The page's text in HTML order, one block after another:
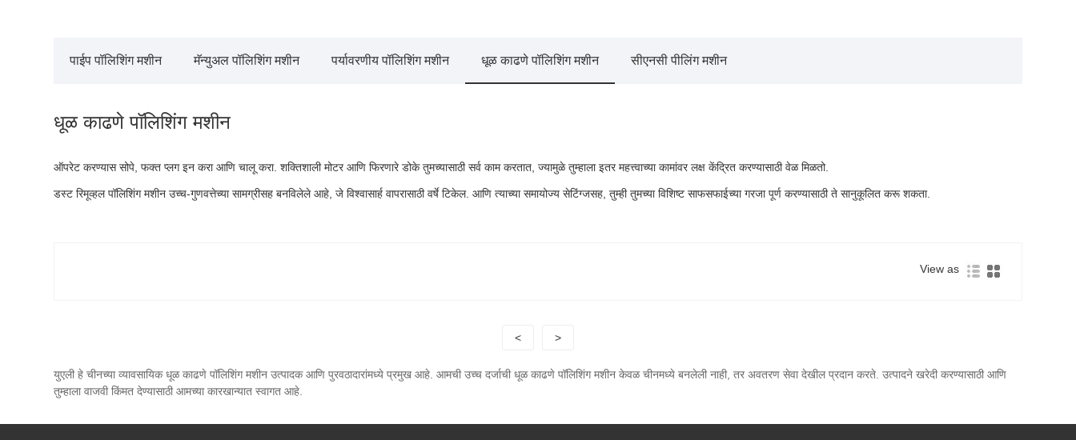
पाईप पॉलिशिंग मशीन मॅन्युअल पॉलिशिंग मशीन पर्यावरणीय पॉलिशिंग मशीन धूळ काढणे पॉलिशिंग मशीन सीएनसी पीलिंग मशीन
धूळ काढणे पॉलिशिंग मशीन
ऑपरेट करण्यास सोपे, फक्त प्लग इन करा आणि चालू करा. शक्तिशाली मोटर आणि फिरणारे डोके तुमच्यासाठी सर्व काम करतात, ज्यामुळे तुम्हाला इतर महत्त्वाच्या कामांवर लक्ष केंद्रित करण्यासाठी वेळ मिळतो.
डस्ट रिमूव्हल पॉलिशिंग मशीन उच्च-गुणवत्तेच्या सामग्रीसह बनविलेले आहे, जे विश्वासार्ह वापरासाठी वर्षे टिकेल. आणि त्याच्या समायोज्य सेटिंग्जसह, तुम्ही तुमच्या विशिष्ट साफसफाईच्या गरजा पूर्ण करण्यासाठी ते सानुकूलित करू शकता.
View as
< >
युएली हे चीनच्या व्यावसायिक धूळ काढणे पॉलिशिंग मशीन उत्पादक आणि पुरवठादारांमध्ये प्रमुख आहे. आमची उच्च दर्जाची धूळ काढणे पॉलिशिंग मशीन केवळ चीनमध्ये बनलेली नाही, तर अवतरण सेवा देखील प्रदान करते. उत्पादने खरेदी करण्यासाठी आणि
तुम्हाला वाजवी किंमत देण्यासाठी आमच्या कारखान्यात स्वागत आहे.